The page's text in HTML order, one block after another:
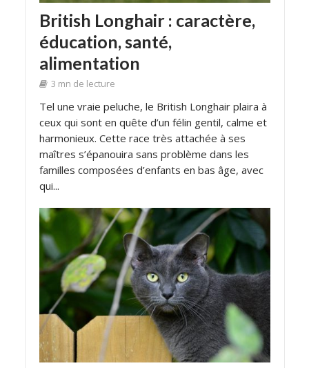
British Longhair : caractère,
éducation, santé,
alimentation
3 mn de lecture
Tel une vraie peluche, le British Longhair plaira à
ceux qui sont en quête d’un félin gentil, calme et
harmonieux. Cette race très attachée à ses
maîtres s’épanouira sans problème dans les
familles composées d’enfants en bas âge, avec
qui...